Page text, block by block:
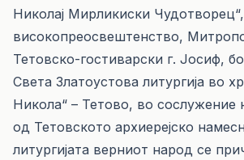
Николај Мирликиски
високопреосвештенство,
Тетовско-гостиварски г. Јосиф,
Света Златоустова литургија во
Никола“ – Тетово, во сослужение
од Тетовското архиерејско
литургијата верниот народ се